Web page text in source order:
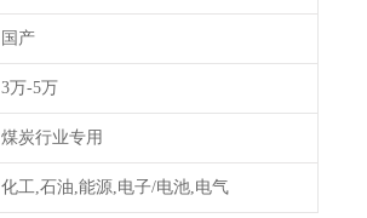
国产
3万-5万
煤炭行业专用
化工,石油,能源,电子/电池,电气